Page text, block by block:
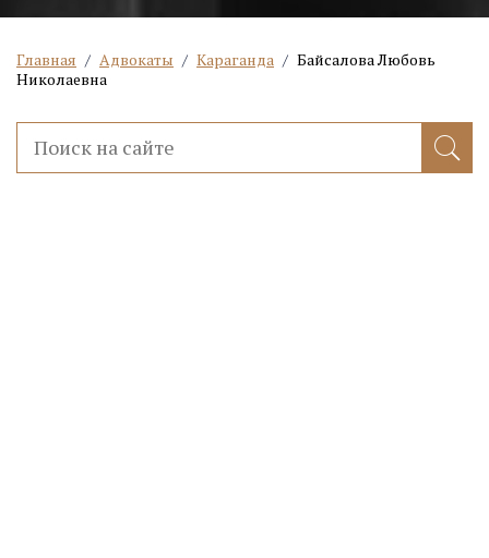
Главная / Адвокаты / Караганда / Байсалова Любовь
Николаевна